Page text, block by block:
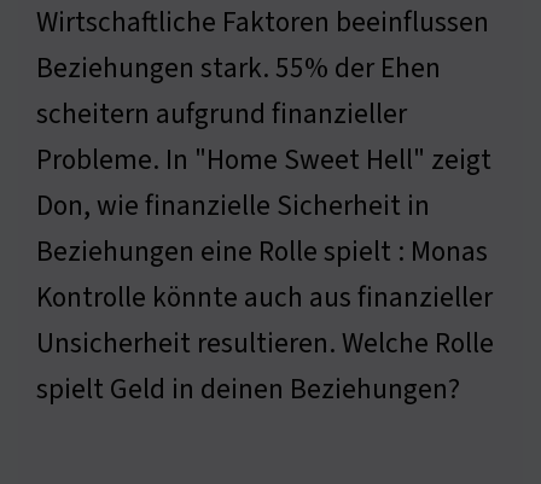
Wirtschaftliche Faktoren beeinflussen
Beziehungen stark. 55% der Ehen
scheitern aufgrund finanzieller
Probleme. In "Home Sweet Hell" zeigt
Don, wie finanzielle Sicherheit in
Beziehungen eine Rolle spielt : Monas
Kontrolle könnte auch aus finanzieller
Unsicherheit resultieren. Welche Rolle
spielt Geld in deinen Beziehungen?